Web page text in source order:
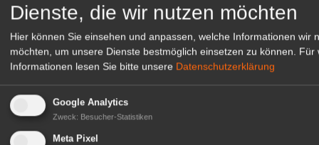
Dienste, die wir nutzen möchten
Hier können Sie einsehen und anpassen, welche Informationen wir
möchten, um unsere Dienste bestmöglich einsetzen zu können. Für
Informationen lesen Sie bitte unsere Datenschutzerklärung
Google Analytics
Zweck: Besucher-Statistiken
Meta Pixel